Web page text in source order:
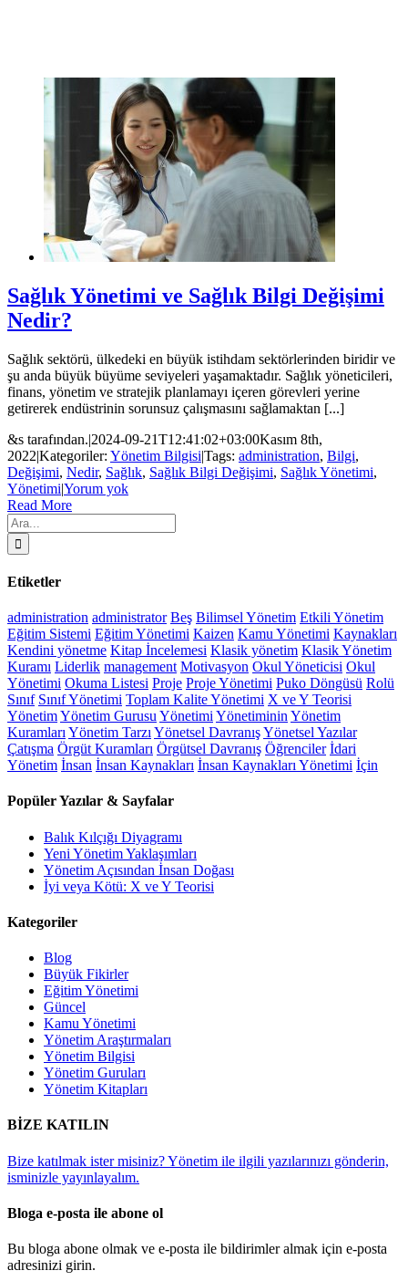
Sağlık Yönetimi ve Sağlık Bilgi Değişimi
Nedir?
Sağlık sektörü, ülkedeki en büyük istihdam sektörlerinden biridir ve
şu anda büyük büyüme seviyeleri yaşamaktadır. Sağlık yöneticileri,
finans, yönetim ve stratejik planlamayı içeren görevleri yerine
getirerek endüstrinin sorunsuz çalışmasını sağlamaktan [...]
&s tarafından.|2024-09-21T12:41:02+03:00Kasım 8th,
2022|Kategoriler: Yönetim Bilgisi|Tags: administration, Bilgi,
Değişimi, Nedir, Sağlık, Sağlık Bilgi Değişimi, Sağlık Yönetimi,
Yönetimi|Yorum yok
Read More
Ara:
Etiketler
administration administrator Beş Bilimsel Yönetim Etkili Yönetim
Eğitim Sistemi Eğitim Yönetimi Kaizen Kamu Yönetimi Kaynakları
Kendini yönetme Kitap İncelemesi Klasik yönetim Klasik Yönetim
Kuramı Liderlik management Motivasyon Okul Yöneticisi Okul
Yönetimi Okuma Listesi Proje Proje Yönetimi Puko Döngüsü Rolü
Sınıf Sınıf Yönetimi Toplam Kalite Yönetimi X ve Y Teorisi
YönetimYönetim Gurusu Yönetimi Yönetiminin Yönetim
Kuramları Yönetim Tarzı Yönetsel DavranışYönetsel Yazılar
Çatışma Örgüt Kuramları Örgütsel Davranış Öğrenciler İdari
Yönetim İnsan İnsan Kaynakları İnsan Kaynakları Yönetimi İçin
Popüler Yazılar & Sayfalar
Balık Kılçığı Diyagramı
Yeni Yönetim Yaklaşımları
Yönetim Açısından İnsan Doğası
İyi veya Kötü: X ve Y Teorisi
Kategoriler
Blog
Büyük Fikirler
Eğitim Yönetimi
Güncel
Kamu Yönetimi
Yönetim Araştırmaları
Yönetim Bilgisi
Yönetim Guruları
Yönetim Kitapları
BİZE KATILIN
Bize katılmak ister misiniz? Yönetim ile ilgili yazılarınızı gönderin,
isminizle yayınlayalım.
Bloga e-posta ile abone ol
Bu bloga abone olmak ve e-posta ile bildirimler almak için e-posta
adresinizi girin.